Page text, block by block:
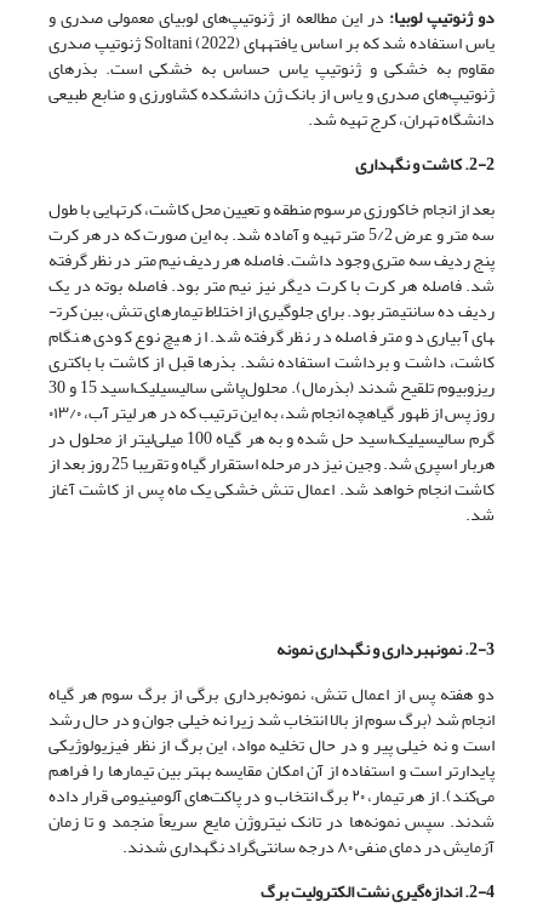
دو ژنوتیپ لوبیا: در این مطالعه از ژنوتیپ‌های لوبیای معمولی صدری و
یاس استفاده شد که بر اساس یافته­های Soltani (2022) ژنوتیپ صدری
مقاوم به خشکی و ژنوتیپ یاس حساس به خشکی است. بذرهای
ژنوتیپ‌های صدری و یاس از بانک ژن دانشکده کشاورزی و منابع طبیعی
دانشگاه تهران، کرج تهیه شد.
2-2. کاشت و نگهداری
بعد از انجام خاکورزی مرسوم منطقه و تعیین محل کاشت، کرت­هایی با طول
سه متر و عرض 5/2 متر تهیه و آماده شد. به این صورت که در هر کرت
پنج ردیف سه متری وجود داشت. فاصله هر ردیف نیم متر در نظر گرفته
شد. فاصله هر کرت با کرت دیگر نیز نیم متر بود. فاصله بوته در یک
ردیف ده سانتی­متر بود. برای جلوگیری از اختلاط تیمارهای تنش، بین کرت­
های آبیاری دو متر فاصله در نظر گرفته شد. از هیچ نوع کودی هنگام
کاشت، داشت و برداشت استفاده نشد. بذرها قبل از کاشت با باکتری
ریزوبیوم تلقیح شدند (بذرمال). محلول‌پاشی سالیسیلیک‌اسید 15 و 30
روز پس از ظهور گیاهچه انجام شد، به این ترتیب که در هر لیتر آب، ۰۱۳/۰
گرم سالیسیلیک‌اسید حل شده و به هر گیاه 100 میلی‌لیتر از محلول در
هربار اسپری شد. وجین نیز در مرحله استقرار گیاه و تقریبا 25 روز بعد از
کاشت انجام خواهد شد. اعمال تنش خشکی یک ماه پس از کاشت آغاز
شد.
2-3. نمونه­برداری و نگهداری نمونه
دو هفته پس از اعمال تنش، نمونه‌برداری برگی از برگ سوم هر گیاه
انجام شد (برگ سوم از بالا انتخاب شد زیرا نه خیلی جوان و در حال رشد
است و نه خیلی پیر و در حال تخلیه مواد، این برگ از نظر فیزیولوژیکی
پایدارتر است و استفاده از آن امکان مقایسه بهتر بین تیمارها را فراهم
می‌کند). از هر تیمار، ۲۰ برگ انتخاب و در پاکت‌های آلومینیومی قرار داده
شدند. سپس نمونه‌ها در تانک نیتروژن مایع سریعاً منجمد و تا زمان
آزمایش در دمای منفی ۸۰ درجه سانتی‌گراد نگهداری شدند.
2-4. اندازه‌گیری نشت الکترولیت‌ برگ